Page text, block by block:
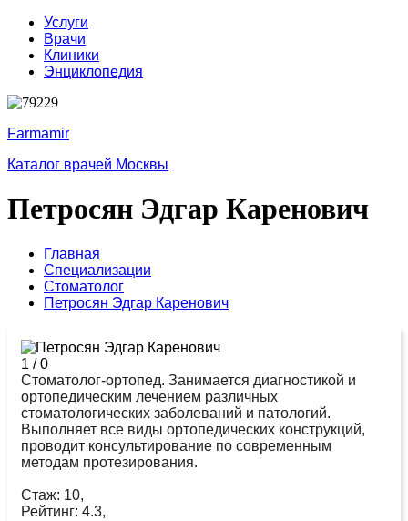
Услуги
Врачи
Клиники
Энциклопедия
Farmamir
Каталог врачей Москвы
Петросян Эдгар Каренович
Главная
Специализации
Стоматолог
Петросян Эдгар Каренович
1 /0
Стоматолог-ортопед. Занимается диагностикой и
ортопедическим лечением различных
стоматологических заболеваний и патологий.
Выполняет все виды ортопедических конструкций,
проводит консультирование по современным
методам протезирования.
Стаж: 10,
Рейтинг: 4.3,